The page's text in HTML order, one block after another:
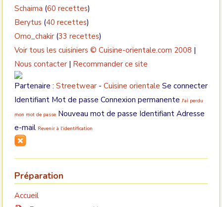
Schaima (60 recettes)
Berytus (40 recettes)
Omo_chakir (33 recettes)
Voir tous les cuisiniers © Cuisine-orientale.com 2008 |
Nous contacter | Recommander ce site
Partenaire : Streetwear - Cuisine orientale Se connecter
Identifiant Mot de passe Connexion permanenteJ'ai perdu
mon mot de passe Nouveau mot de passe Identifiant Adresse
e-mail Revenir à l'identification
Préparation
Accueil